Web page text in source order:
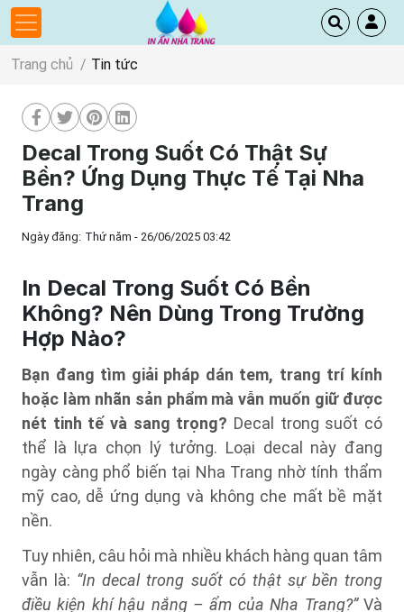
Trang chủ Tin tức
Decal Trong Suốt Có Thật Sự
Bền? Ứng Dụng Thực Tế Tại Nha
Trang
Ngày đăng: Thứ năm - 26/06/2025 03:42
In Decal Trong Suốt Có Bền
Không? Nên Dùng Trong Trường
Hợp Nào?
Bạn đang tìm giải pháp dán tem, trang trí kính
hoặc làm nhãn sản phẩm mà vẫn muốn giữ được
nét tinh tế và sang trọng? Decal trong suốt có
thể là lựa chọn lý tưởng. Loại decal này đang
ngày càng phổ biến tại Nha Trang nhờ tính thẩm
mỹ cao, dễ ứng dụng và không che mất bề mặt
nền.
Tuy nhiên, câu hỏi mà nhiều khách hàng quan tâm
vẫn là: “In decal trong suốt có thật sự bền trong
điều kiện khí hậu nắng – ẩm của Nha Trang?”Và